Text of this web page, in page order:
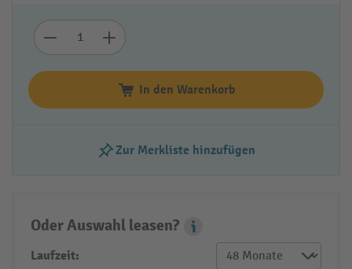
In den Warenkorb
Zur Merkliste hinzufügen
Oder Auswahl leasen?
Leasing Popover
Laufzeit: